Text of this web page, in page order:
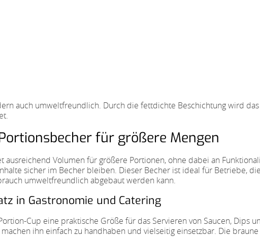
auch umweltfreundlich. Durch die fettdichte Beschichtung wird
für größere Mengen
ausreichend Volumen für größere Portionen, ohne dabei an
sicher im Becher bleiben. Dieser Becher ist ideal für Betriebe,
umweltfreundlich abgebaut werden kann.
in Gastronomie und Catering
Cup eine praktische Größe für das Servieren von Saucen, Dips
ihn einfach zu handhaben und vielseitig einsetzbar. Die